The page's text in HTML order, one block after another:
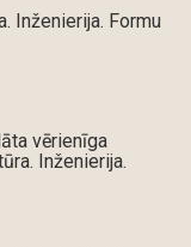
Inženierija. Formu
vērienīga
Inženierija.